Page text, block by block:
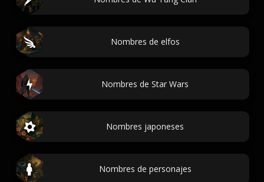
Nombres de elfos
Nombres de Star Wars
Nombres japoneses
Nombres de personajes